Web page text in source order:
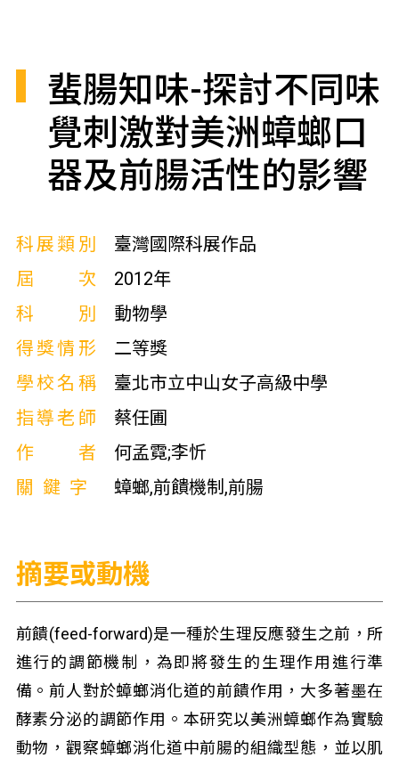
蜚腸知味-探討不同味
覺刺激對美洲蟑螂口
器及前腸活性的影響
科展類別
臺灣國際科展作品
屆次
2012年
科別
動物學
得獎情形
二等獎
學校名稱
臺北市立中山女子高級中學
指導老師
蔡任圃
作者
何孟霓;李忻
關鍵字
蟑螂,前饋機制,前腸
摘要或動機
前饋(feed-forward)是一種於生理反應發生之前，所
進行的調節機制，為即將發生的生理作用進行準
備。前人對於蟑螂消化道的前饋作用，大多著墨在
酵素分泌的調節作用。本研究以美洲蟑螂作為實驗
動物，觀察蟑螂消化道中前腸的組織型態，並以肌